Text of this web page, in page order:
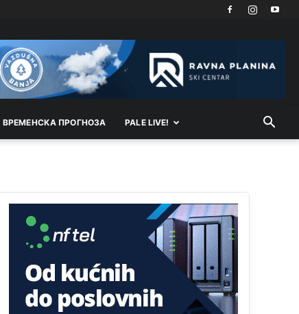
ВРEМEНСКА ПРОГНОЗА PALE LIVE!
Анонимно2806721 јуче 2:27
Kuniocu ide q u guz...
Анонимно2808843
reconquista
vjeka,neko rece za Radovana i Ratka kaki su oni
srbi...i poce dalje da besjedi znam ja dobro sta je
bilo u Ag-ci...
Анонимно2810587
Proguglajte
Анонимно2810587 11:21